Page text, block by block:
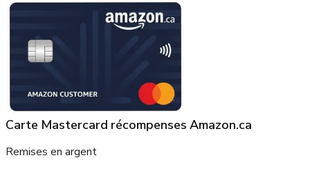
Carte Mastercard récompenses Amazon.ca
Remises en argent